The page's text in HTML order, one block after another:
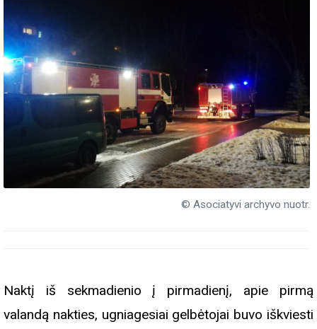
© Asociatyvi archyvo nuotr.
Naktį iš sekmadienio į pirmadienį, apie pirmą
valandą nakties, ugniagesiai gelbėtojai buvo iškviesti